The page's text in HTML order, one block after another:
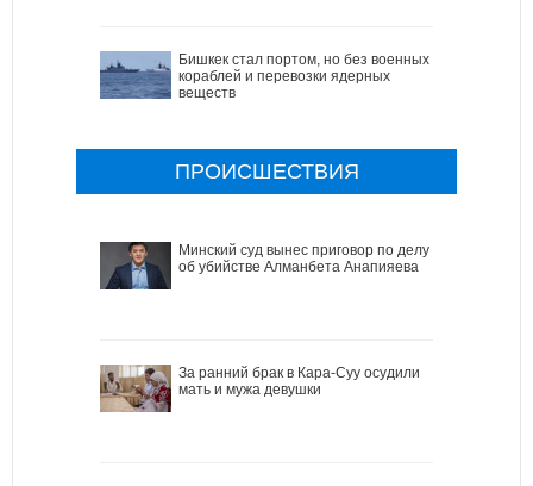
Бишкек стал портом, но без военных
кораблей и перевозки ядерных
веществ
ПРОИСШЕСТВИЯ
Минский суд вынес приговор по делу
об убийстве Алманбета Анапияева
За ранний брак в Кара-Суу осудили
мать и мужа девушки